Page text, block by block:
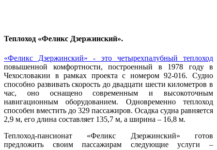
Теплоход «Феликс Дзержинский».
«Феликс Дзержинский» - это четырехпалубный теплоход
повышенной комфортности, построенный в 1978 году в
Чехословакии в рамках проекта с номером 92-016. Судно
способно развивать скорость до двадцати шести километров в
час, оно оснащено современным и высокоточным
навигационным оборудованием. Одновременно теплоход
способен вместить до 329 пассажиров. Осадка судна равняется
2,9 м, его длина составляет 135,7 м, а ширина – 16,8 м.
Теплоход-пансионат «Феликс Дзержинский» готов
предложить своим пассажирам следующие услуги –